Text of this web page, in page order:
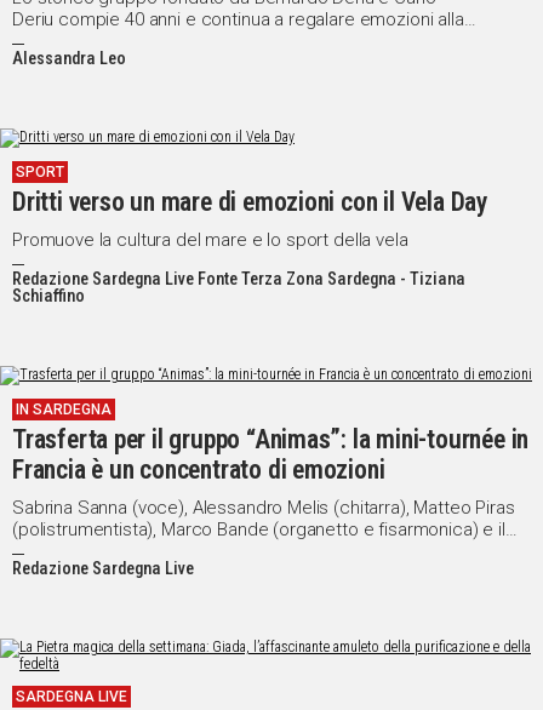
Deriu compie 40 anni e continua a regalare emozioni alla
comunità e ai turisti
Alessandra Leo
SPORT
Dritti verso un mare di emozioni con il Vela Day
Promuove la cultura del mare e lo sport della vela
Redazione Sardegna Live Fonte Terza Zona Sardegna - Tiziana
Schiaffino
IN SARDEGNA
Trasferta per il gruppo “Animas”: la mini-tournée in
Francia è un concentrato di emozioni
Sabrina Sanna (voce), Alessandro Melis (chitarra), Matteo Piras
(polistrumentista), Marco Bande (organetto e fisarmonica) e il
maestro Bruno Loi (launeddas) conquistano il pubblico sardo-
francese
Redazione Sardegna Live
SARDEGNA LIVE